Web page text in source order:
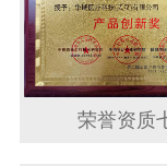
荣誉资质